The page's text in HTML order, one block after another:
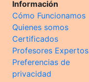
Información
Cómo Funcionamos
Quienes somos
Certificados
Profesores Expertos
Preferencias de
privacidad